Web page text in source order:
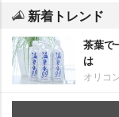
新着トレンド
茶葉で
は
オリコ